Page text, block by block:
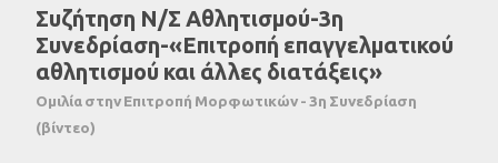
Συζήτηση Ν/Σ Αθλητισμού-3η
Συνεδρίαση-«Επιτροπή επαγγελματικού
αθλητισμού και άλλες διατάξεις»
Ομιλία στην Επιτροπή Μορφωτικών - 3η Συνεδρίαση
(βίντεο)